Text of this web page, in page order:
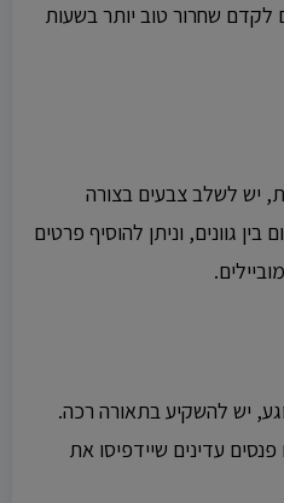
לקדם שחרור טוב יותר בשעות
יש לשלב צבעים בצורה
גוונים, וניתן להוסיף פרטים
יש להשקיע בתאורה רכה.
עדינים שיידפיסו את